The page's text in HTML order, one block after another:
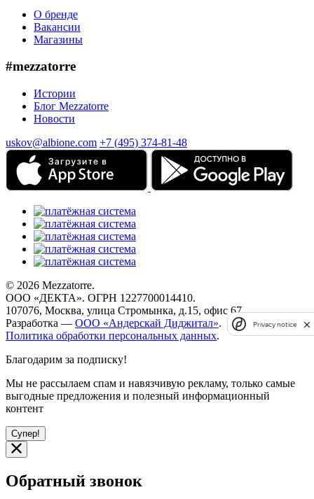
О бренде
Вакансии
Магазины
#mezzatorre
Истории
Блог Mezzatorre
Новости
uskov@albione.com +7 (495) 374-81-48
© 2026 Mezzatorre.
ООО «ДЕКТА». ОГРН 1227700014410.
107076, Москва, улица Стромынка, д.15, офис 67.
Разработка — ООО «Андерскай Диджитал».
Политика обработки персональных данных.
Благодарим за подписку!
Мы не рассылаем спам и навязчивую рекламу, только самые
выгодные предложения и полезный информационный
контент
Супер!
Обратный звонок
Privacy notice